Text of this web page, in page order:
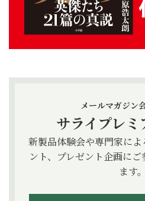
メールマガジン
サライプレ
新製品体験会や専門家に
ント、プレゼント企画に
ます。